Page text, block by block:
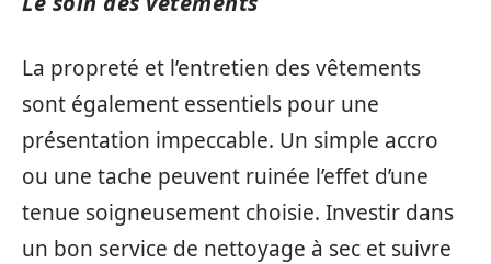
La propreté et l’entretien des vêtements
sont également essentiels pour une
présentation impeccable. Un simple accro
ou une tache peuvent ruinée l’effet d’une
tenue soigneusement choisie. Investir dans
un bon service de nettoyage à sec et suivre